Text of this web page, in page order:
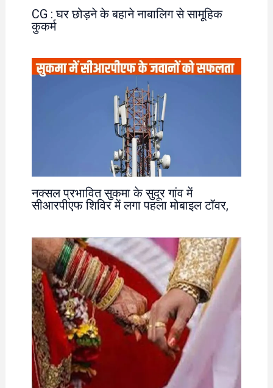
CG : घर छोड़ने के बहाने नाबालिग से सामूहिक
कुकर्म
नक्सल प्रभावित सुकमा के सुदूर गांव में
सीआरपीएफ शिविर में लगा पहला मोबाइल टॉवर,